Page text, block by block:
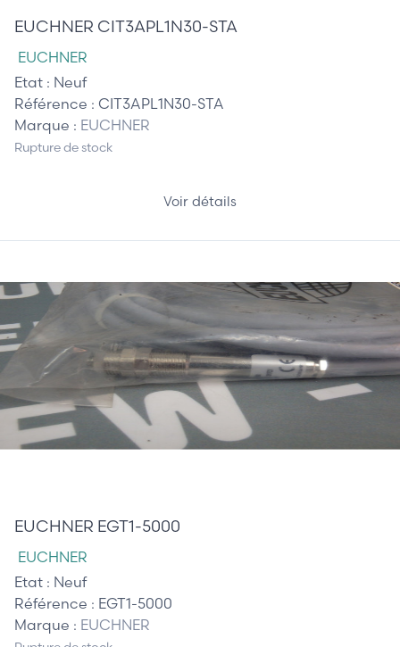
EUCHNER CIT3APL1N30-STA
EUCHNER
Etat : Neuf
Référence : CIT3APL1N30-STA
Marque : EUCHNER
Rupture de stock
Voir détails
EUCHNER EGT1-5000
EUCHNER
Etat : Neuf
Référence : EGT1-5000
Marque : EUCHNER